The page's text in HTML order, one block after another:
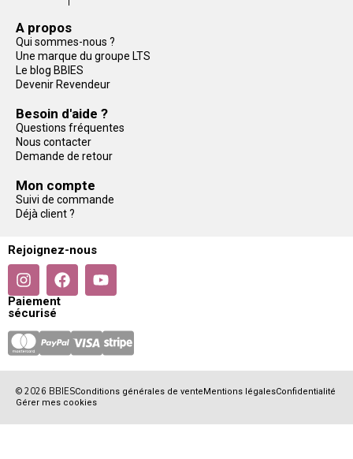
A propos
Qui sommes-nous ?
Une marque du groupe LTS
Le blog BBIES
Devenir Revendeur
Besoin d'aide ?
Questions fréquentes
Nous contacter
Demande de retour
Mon compte
Suivi de commande
Déjà client ?
Rejoignez-nous
Paiement
sécurisé
© 2026 BBIESConditions générales de vente Mentions légalesConfidentialité
Gérer mes cookies